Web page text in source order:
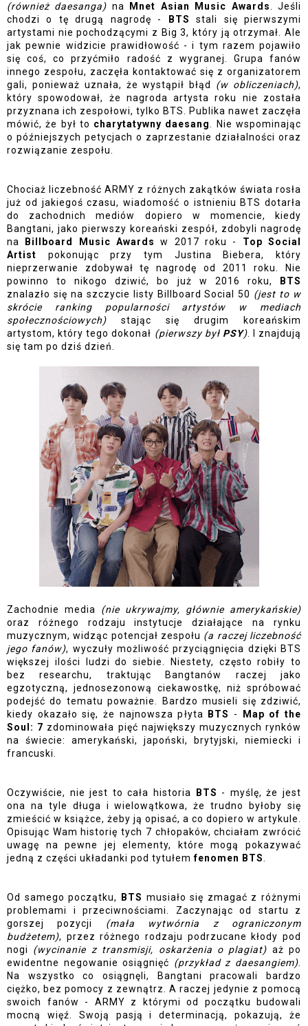
(również daesanga) na Mnet Asian Music Awards. Jeśli
chodzi o tę drugą nagrodę -
BTS stali się pierwszymi
artystami nie pochodzącymi z Big 3, który ją otrzymał. Ale
jak pewnie widzicie prawidłowość - i tym razem pojawiło
się coś, co przyćmiło radość z wygranej. Grupa fanów
innego zespołu, zaczęła kontaktować się z organizatorem
gali, ponieważ uznała, że wystąpił błąd
(w obliczeniach),
który spowodował, że nagroda artysta roku nie została
przyznana ich zespołowi, tylko BTS. Publika nawet zaczęła
mówić, że był to charytatywny daesang. Nie wspominając
o późniejszych petycjach o zaprzestanie działalności oraz
rozwiązanie zespołu.
Chociaż liczebność ARMY z różnych zakątków świata rosła
już od jakiegoś czasu, wiadomość o istnieniu BTS dotarła
do zachodnich mediów dopiero w momencie, kiedy
Bangtani, jako pierwszy koreański zespół, zdobyli nagrodę
na
Billboard Music Awards w 2017 roku - Top Social
Artist pokonując przy tym Justina Biebera, który
nieprzerwanie zdobywał tę nagrodę od 2011 roku. Nie
powinno to nikogo dziwić, bo już w 2016 roku,
znalazło się na szczycie listy Billboard Social 50 (jest to w
skrócie ranking popularności artystów w mediach
społecznościowych) stając się drugim koreańskim
artystom, który tego dokonał (pierwszy był PSY). I znajdują
się tam po dziś dzień.
Zachodnie media (nie ukrywajmy, głównie amerykańskie)
oraz różnego rodzaju instytucje działające na rynku
muzycznym, widząc potencjał zespołu (a raczej liczebność
jego fanów), wyczuły możliwość przyciągnięcia dzięki BTS
większej ilości ludzi do siebie. Niestety, często robiły to
bez researchu, traktując Bangtanów raczej jako
egzotyczną, jednosezonową ciekawostkę, niż spróbować
podejść do tematu poważnie. Bardzo musieli się zdziwić,
kiedy okazało się, że najnowsza płyta
BTS -
Map of the
Soul: 7 zdominowała pięć największy muzycznych rynków
na świecie: amerykański, japoński, brytyjski, niemiecki i
francuski.
Oczywiście, nie jest to cała historia BTS - myślę, że jest
ona na tyle długa i wielowątkowa, że trudno byłoby się
zmieścić w książce, żeby ją opisać, a co dopiero w artykule.
Opisując Wam historię tych 7 chłopaków, chciałam zwrócić
uwagę na pewne jej elementy, które mogą pokazywać
jedną z części układanki pod tytułem fenomen BTS.
Od samego początku, BTS musiało się zmagać z różnymi
problemami i przeciwnościami. Zaczynając od startu z
gorszej pozycji (mała wytwórnia z ograniczonym
budżetem), przez różnego rodzaju podrzucane kłody pod
nogi
(wycinanie z transmisji, oskarżenia o plagiat) aż po
ewidentne negowanie osiągnięć (przykład z daesangiem).
Na wszystko co osiągnęli, Bangtani pracowali bardzo
ciężko, bez pomocy z zewnątrz. A raczej jedynie z pomocą
swoich fanów - ARMY z którymi od początku budowali
mocną więź. Swoją pasją i determinacją, pokazują, że